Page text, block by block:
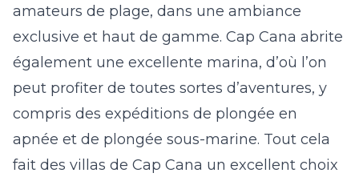
amateurs de plage, dans une ambiance
exclusive et haut de gamme. Cap Cana abrite
également une excellente marina, d’où l’on
peut profiter de toutes sortes d’aventures, y
compris des expéditions de plongée en
apnée et de plongée sous-marine. Tout cela
fait des villas de Cap Cana un excellent choix